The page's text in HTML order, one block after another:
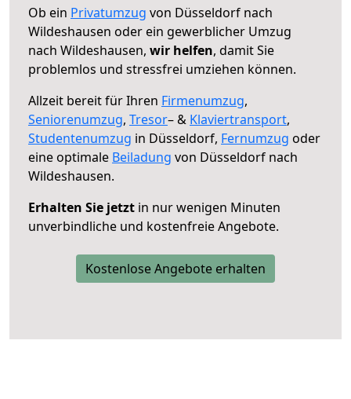
Ob ein Privatumzug von Düsseldorf nach
Wildeshausen oder ein gewerblicher Umzug
nach Wildeshausen, wir helfen, damit Sie
problemlos und stressfrei umziehen können.
Allzeit bereit für Ihren Firmenumzug,
Seniorenumzug, Tresor– & Klaviertransport,
Studentenumzug in Düsseldorf, Fernumzug oder
eine optimale Beiladung von Düsseldorf nach
Wildeshausen.
Erhalten Sie jetzt in nur wenigen Minuten
unverbindliche und kostenfreie Angebote.
Kostenlose Angebote erhalten